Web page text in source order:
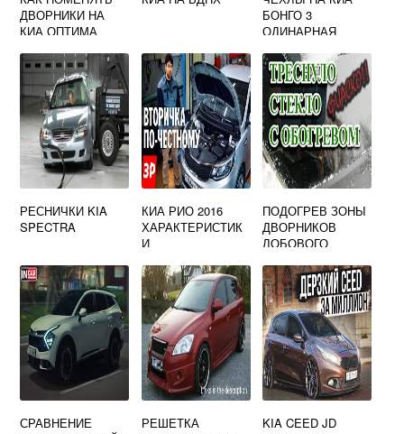
ДВОРНИКИ НА
КИА ОПТИМА
БОНГО 3
ОДИНАРНАЯ
РЕСНИЧКИ KIA
SPECTRA
КИА РИО 2016
ХАРАКТЕРИСТИК
И
ПОДОГРЕВ ЗОНЫ
ДВОРНИКОВ
ЛОБОВОГО
3
СРАВНЕНИЕ
РЕШЕТКА
KIA CEED JD